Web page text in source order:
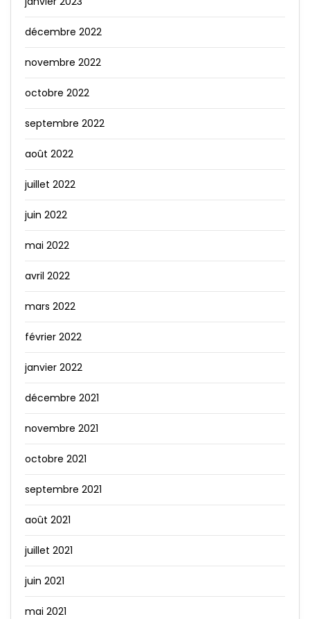
décembre 2022
novembre 2022
octobre 2022
septembre 2022
août 2022
juillet 2022
juin 2022
mai 2022
avril 2022
mars 2022
février 2022
janvier 2022
décembre 2021
novembre 2021
octobre 2021
septembre 2021
août 2021
juillet 2021
juin 2021
mai 2021